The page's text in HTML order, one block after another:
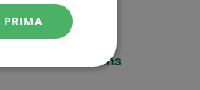
Over ons
PRIMA